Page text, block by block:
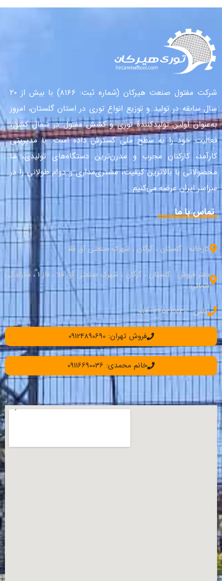
شرکت مفتول صنعت هیرکان (شماره ثبت: ۸۱۶۶) با بیش از ۲۰
سال سابقه در تولید و توزیع انواع توری در استان گلستان، امروز
به‌عنوان اولین تولیدکنندهٔ توری و کشش مفتول در شمال کشور،
فعالیت خود را به سطح ملی گسترش داده است. با مدیریتی
کارآمد، کارکنان مجرب و مدرن‌ترین دستگاه‌های تولیدی، ما
محصولاتی با بالاترین کیفیت، مشتری‌مداری و دوام طولانی را در
سراسر ایران عرضه می‌کنیم.
تماس با ما
کارخانه : گلستان ، گرگان ، شهرک صنعتی آق قلا
دفتر فروش : گلستان ، گرگان ، شهرک صنعتی آق قلا ، فاز 1 ، سازندگی
شمالی
تلفن : 34533330–017
فروش تهران: 09124890690
خانم محمدی: 09116690036